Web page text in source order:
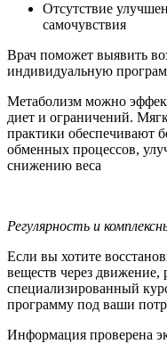
Отсутствие
самочувствия
Врач поможет выявить
индивидуальную
Метаболизм можно
диет и ограничений.
практики обеспечивают
обменных процессов,
снижению веса
Регулярность и
Если вы хотите
веществ через движение,
специализированный
программу под ваши
Информация проверена